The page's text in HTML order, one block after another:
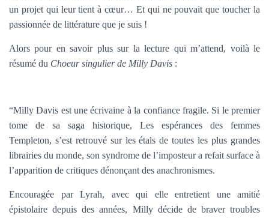
un projet qui leur tient à cœur… Et qui ne pouvait que toucher la
passionnée de littérature que je suis !
Alors pour en savoir plus sur la lecture qui m’attend, voilà le
résumé du Choeur singulier de Milly Davis :
“Milly Davis est une écrivaine à la confiance fragile. Si le premier
tome de sa saga historique, Les espérances des femmes
Templeton, s’est retrouvé sur les étals de toutes les plus grandes
librairies du monde, son syndrome de l’imposteur a refait surface à
l’apparition de critiques dénonçant des anachronismes.
Encouragée par Lyrah, avec qui elle entretient une amitié
épistolaire depuis des années, Milly décide de braver troubles